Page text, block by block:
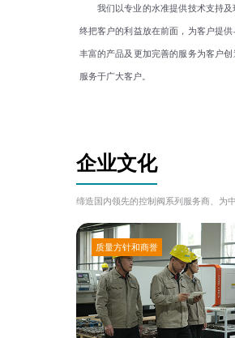
我们以专业的水准提供技术支持及
终把客户的利益放在前面，为客户提
丰富的产品及更加完善的服务为客户
服务于广大客户。
型、制造、服务、安装、维护、指导在
企业文化
缔造国内领先的控制阀系列服务商、为
质量方针和商誉